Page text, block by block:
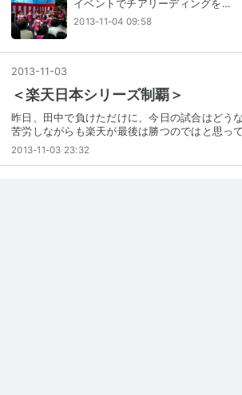
イベントでチアリーディングを…
2013-11-04 09:58
2013-11-03
＜楽天日本シリーズ制覇＞
昨日、田中で負けただけに、今日の試合はどう
苦労しながらも楽天が最後は勝つのではと思っ
2013-11-03 23:32